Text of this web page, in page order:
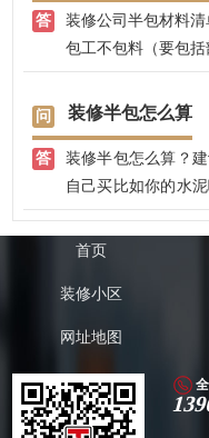
修效果了。
装修公司半包材料
包工不包料（要包
辅料的采购，如沙
由业主自己亲自采
料、橱具、锁具、五
部分室内结构改造(
排水设计安装、电
水施工(回填、地面
部分木作施工(吊顶
半包装修辅材清单:
外，还复杂一些材料
小编建议，这些辅
中注意。
装修半包怎么算
装修半包怎么算？
自己买比如你的水
提供,比如一些丁子
修公司怎么签合同,
还是挺大的,现在装
吧。
首页
装修小区
网址地图